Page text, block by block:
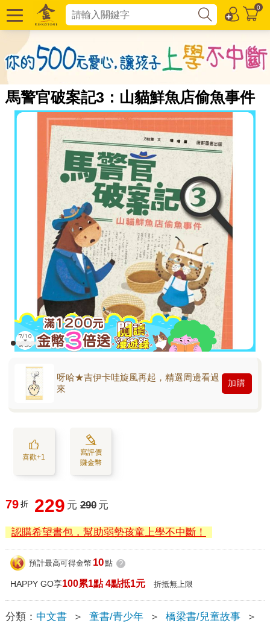
0
馬警官破案記3：山貓鮮魚店偷魚事件
呀哈★吉伊卡哇旋風再起，精選周邊看過
來
加購
喜歡+1
寫評價
賺金幣
79 折 229 元 290 元
認購希望書包，幫助弱勢孩童上學不中斷！
預計最高可得金幣 10點 ?
HAPPY GO享100累1點 4點抵1元 折抵無上限
分類： 中文書 ＞ 童書/青少年 ＞ 橋梁書/兒童故事
＞